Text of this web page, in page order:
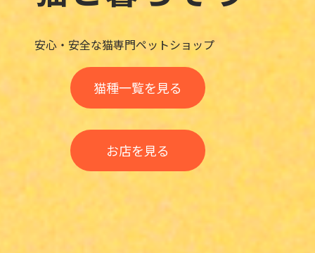
安心・安全な猫専門ペットショップ
猫種一覧を見る
お店を見る